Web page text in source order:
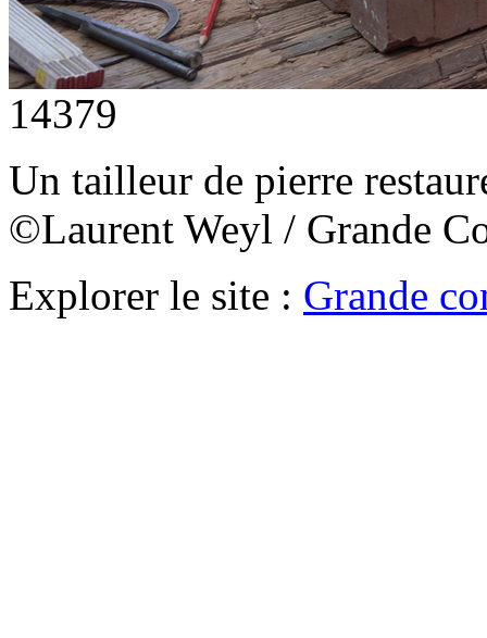
14379
Un tailleur de pierre
©Laurent Weyl / Grande
Explorer le site : Grande